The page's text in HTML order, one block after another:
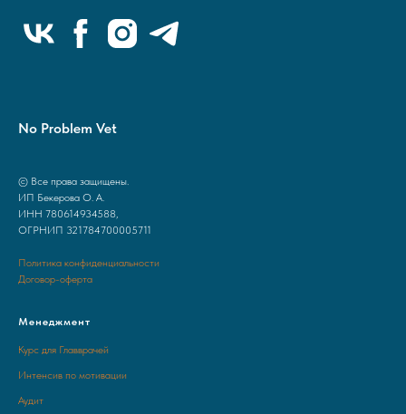
No Problem Vet
© Все права защищены.
ИП Бекерова О. А.
ИНН 780614934588,
ОГРНИП 321784700005711
Политика конфиденциальности
Договор-оферта
Менеджмент
Курс для Главврачей
Интенсив по мотивации
Аудит